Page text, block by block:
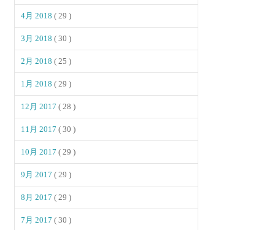
4月 2018( 29 )
3月 2018( 30 )
2月 2018( 25 )
1月 2018( 29 )
12月 2017( 28 )
11月 2017( 30 )
10月 2017( 29 )
9月 2017( 29 )
8月 2017( 29 )
7月 2017( 30 )